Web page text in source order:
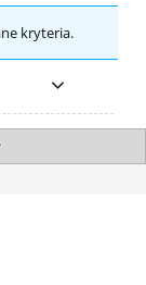
kryteria.